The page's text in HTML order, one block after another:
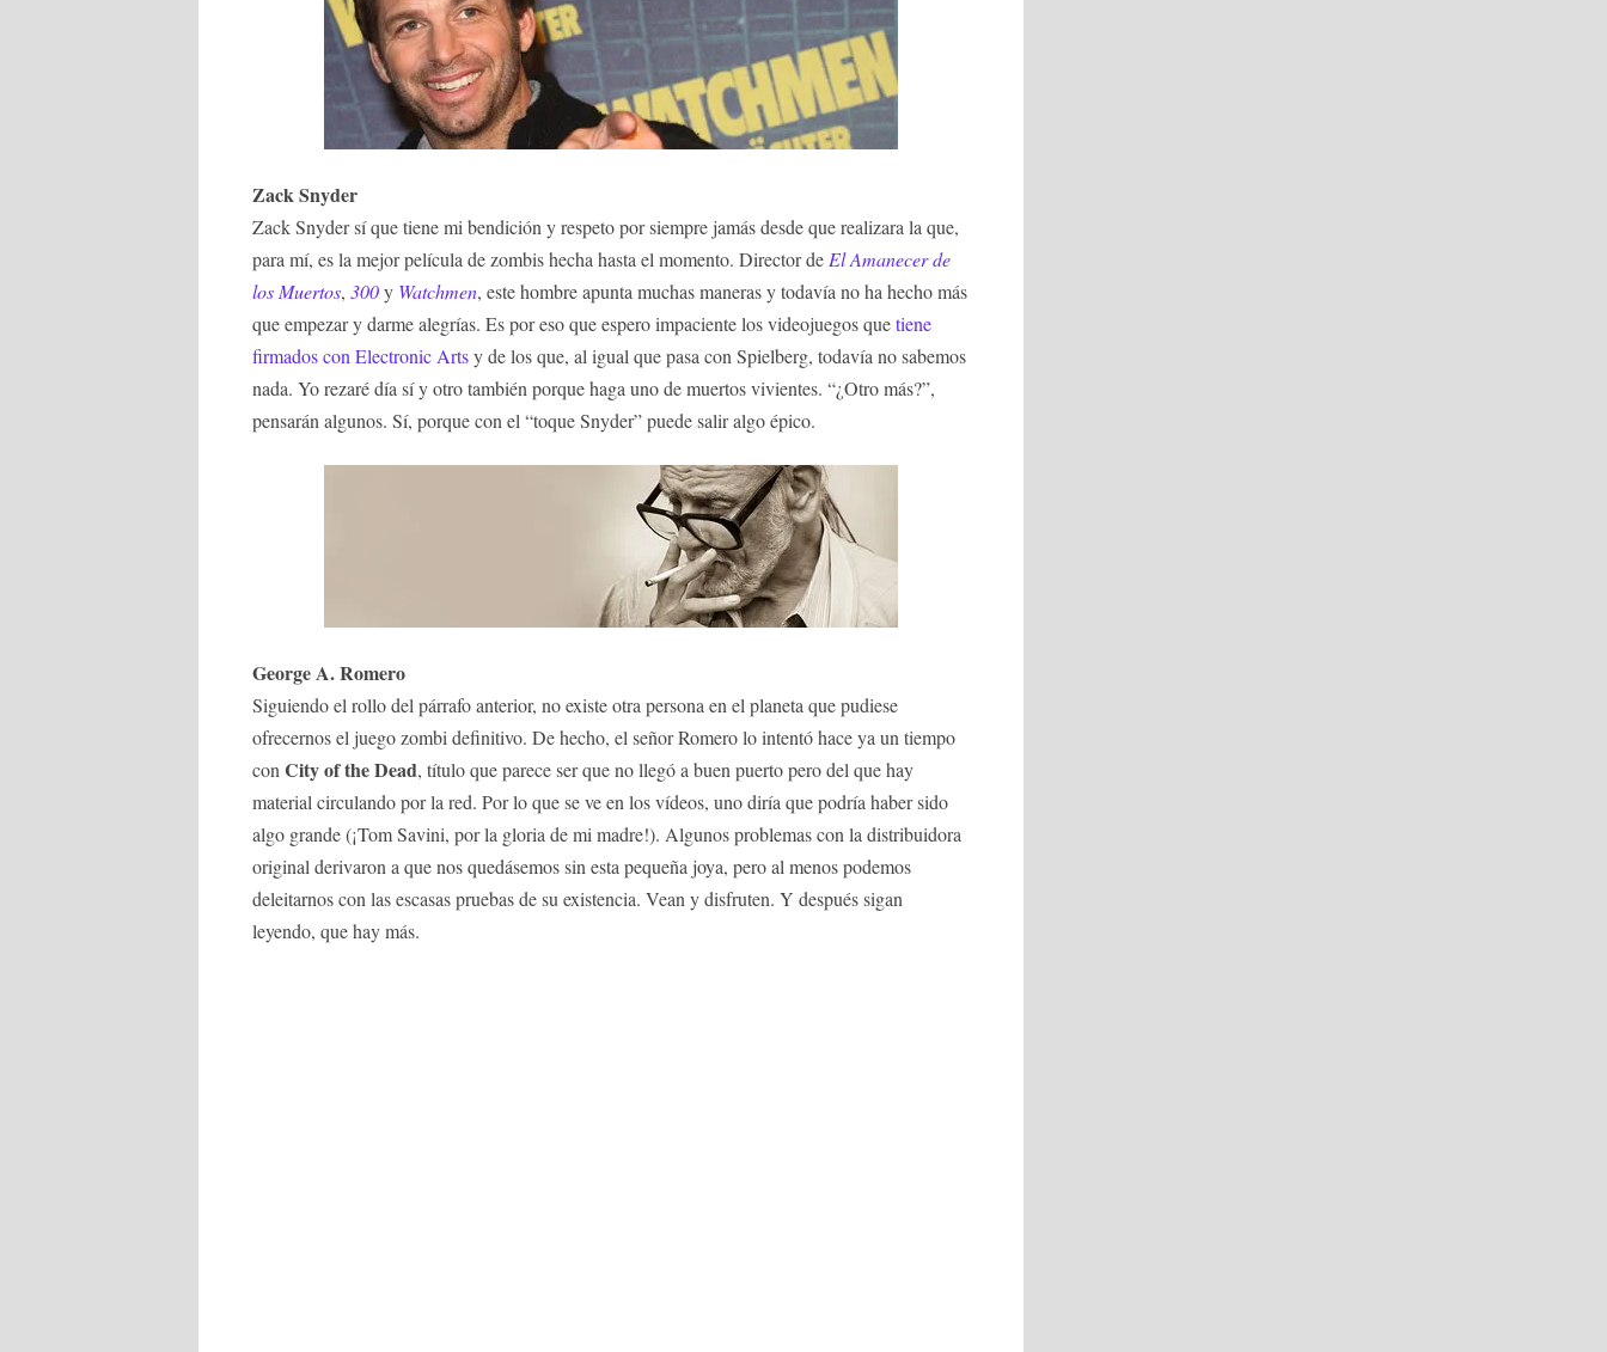
Zack Snyder
Zack Snyder sí que tiene mi bendición y respeto por siempre jamás desde que realizara la que,
para mí, es la mejor película de zombis hecha hasta el momento. Director de El Amanecer de
los Muertos, 300y Watchmen, este hombre apunta muchas maneras y todavía no ha hecho más
que empezar y darme alegrías. Es por eso que espero impaciente los videojuegos quetiene
firmados con Electronic Artsy de los que, al igual que pasa con Spielberg, todavía no sabemos
nada. Yo rezaré día sí y otro también porque haga uno de muertos vivientes. “¿Otro más?”,
pensarán algunos. Sí, porque con el “toque Snyder” puede salir algo épico.
George A. Romero
Siguiendo el rollo del párrafo anterior, no existe otra persona en el planeta que pudiese
ofrecernos el juego zombi definitivo. De hecho, el señor Romero lo intentó hace ya un tiempo
con City of the Dead, título que parece ser que no llegó a buen puerto pero del que hay
material circulando por la red. Por lo que se ve en los vídeos, uno diría que podría haber sido
algo grande (¡Tom Savini, por la gloria de mi madre!). Algunos problemas con la distribuidora
original derivaron a que nos quedásemos sin esta pequeña joya, pero al menos podemos
deleitarnos con las escasas pruebas de su existencia. Vean y disfruten. Y después sigan
leyendo, que hay más.